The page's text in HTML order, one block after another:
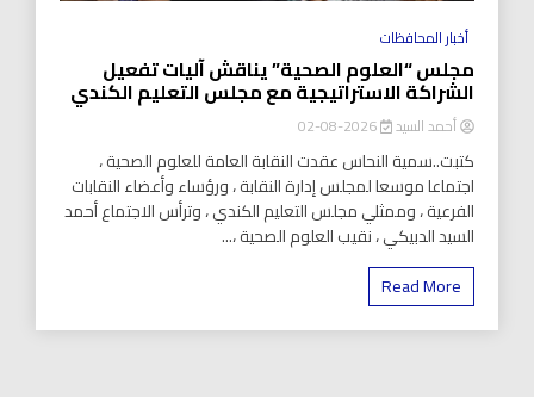
أخبار المحافظات
مجلس “العلوم الصحية” يناقش آليات تفعيل
الشراكة الاستراتيجية مع مجلس التعليم الكندي
أحمد السيد 2026-08-02
كتبت..سمية النحاس عقدت النقابة العامة للعلوم الصحية ،
اجتماعا موسعا لمجلس إدارة النقابة ، ورؤساء وأعضاء النقابات
الفرعية ، وممثلي مجلس التعليم الكندي ، وترأس الاجتماع أحمد
السيد الدبيكي ، نقيب العلوم الصحية ،...
Read More